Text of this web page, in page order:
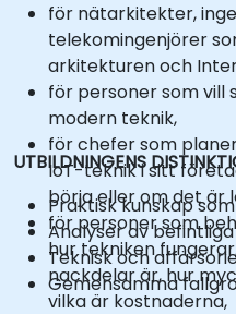
för nätarkitekter,
telekomingenjörer
arkitekturen och
för personer som vill
modern teknik,
för chefer som
IoT-teknik i sitt
börja eller om det är
för personer som
hur tekniken
nackdelar är, hur
vilka är kostnaderna,
UTBILDNINGENS
Praktisk kunskap
Analyser av
Teknisk och
Gemensamma